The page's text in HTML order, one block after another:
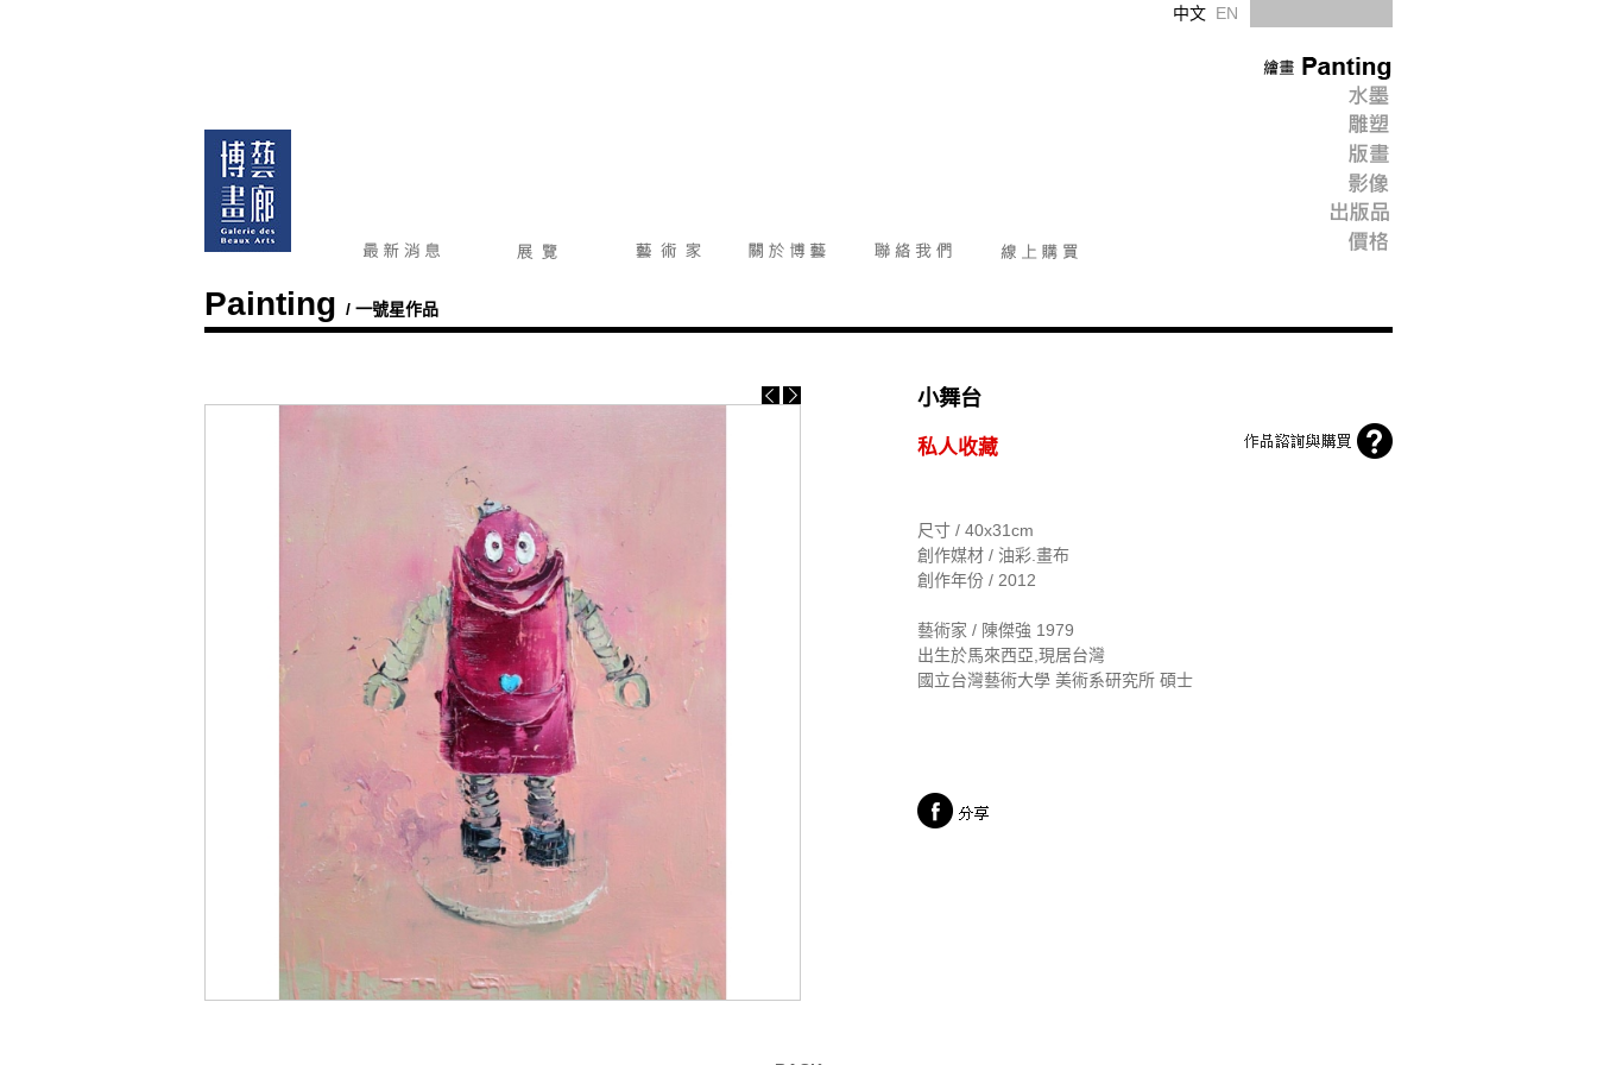
中文 EN
Painting / 一號星作品
小舞台
私人收藏
尺寸 / 40x31cm
創作媒材 / 油彩.畫布
創作年份 / 2012
藝術家 / 陳傑強 1979
出生於馬來西亞,現居台灣
國立台灣藝術大學 美術系​研究所 碩士